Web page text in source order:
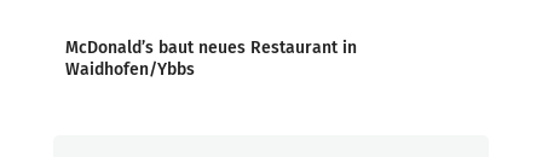
McDonald’s baut neues Restaurant in
Waidhofen/Ybbs